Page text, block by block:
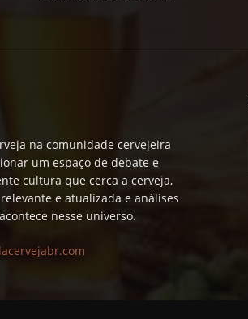
na comunidade cervejeira
um espaço de debate e
cultura que cerca a cerveja,
e atualizada e análises
nesse universo.